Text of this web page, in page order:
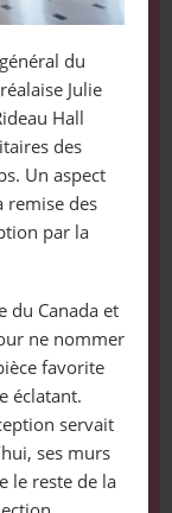
du
Julie
Hall
des
Un aspect
remise des
par la
du Canada et
ne nommer
favorite
éclatant.
servait
ses murs
le reste de la